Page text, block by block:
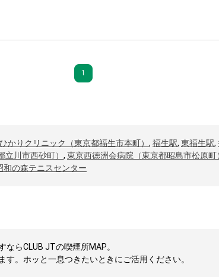
1
ひかりクリニック（東京都福生市本町） , 福生駅, 東福生駅,
立川市西砂町） , 東京西徳洲会病院（東京都昭島市松原町
和の森テニスセンター
らCLUB JTの喫煙所MAP。
。ホッと一息つきたいときにご活用ください。